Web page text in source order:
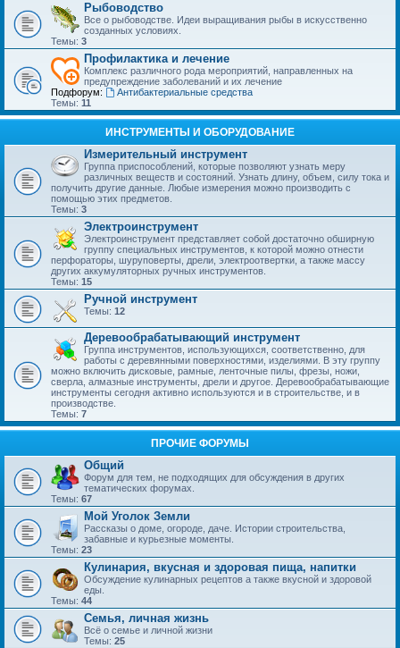
Рыбоводство
Все о рыбоводстве. Идеи выращивания рыбы в искусственно
созданных условиях.
Темы: 3
Профилактика и лечение
Комплекс различного рода мероприятий, направленных на
предупреждение заболеваний и их лечение
Подфорум:
Антибактериальные средства
Темы: 11
ИНСТРУМЕНТЫ И ОБОРУДОВАНИЕ
Измерительный инструмент
Группа приспособлений, которые позволяют узнать меру
различных веществ и состояний. Узнать длину, объем, силу тока и
получить другие данные. Любые измерения можно производить с
помощью этих предметов.
Темы: 3
Электроинструмент
Электроинструмент представляет собой достаточно обширную
группу специальных инструментов, к которой можно отнести
перфораторы, шуруповерты, дрели, электроотвертки, а также массу
других аккумуляторных ручных инструментов.
Темы: 15
Ручной инструмент
Темы: 12
Деревообрабатывающий инструмент
Группа инструментов, использующихся, соответственно, для
работы с деревянными поверхностями, изделиями. В эту группу
можно включить дисковые, рамные, ленточные пилы, фрезы, ножи,
сверла, алмазные инструменты, дрели и другое. Деревообрабатывающие
инструменты сегодня активно используются и в строительстве, и в
производстве.
Темы: 7
ПРОЧИЕ ФОРУМЫ
Общий
Форум для тем, не подходящих для обсуждения в других
тематических форумах.
Темы: 67
Мой Уголок Земли
Рассказы о доме, огороде, даче. Истории строительства,
забавные и курьезные моменты.
Темы: 23
Кулинария, вкусная и здоровая пища, напитки
Обсуждение кулинарных рецептов а также вкусной и здоровой
еды.
Темы: 44
Семья, личная жизнь
Всё о семье и личной жизни
Темы: 25